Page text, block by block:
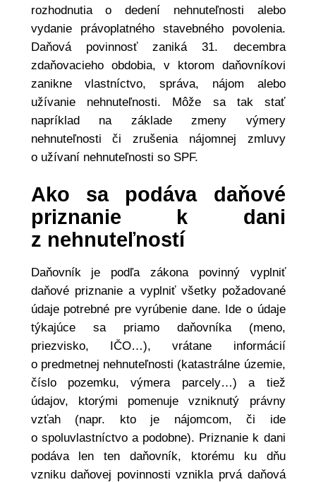
rozhodnutia o dedení nehnuteľnosti alebo
vydanie právoplatného stavebného povolenia.
Daňová povinnosť zaniká 31. decembra
zdaňovacieho obdobia, v ktorom daňovníkovi
zanikne vlastníctvo, správa, nájom alebo
užívanie nehnuteľnosti. Môže sa tak stať
napríklad na základe zmeny výmery
nehnuteľnosti či zrušenia nájomnej zmluvy
o užívaní nehnuteľnosti so SPF.
Ako sa podáva daňové
priznanie k dani
z nehnuteľností
Daňovník je podľa zákona povinný vyplniť
daňové priznanie a vyplniť všetky požadované
údaje potrebné pre vyrúbenie dane. Ide o údaje
týkajúce sa priamo daňovníka (meno,
priezvisko, IČO…), vrátane informácií
o predmetnej nehnuteľnosti (katastrálne územie,
číslo pozemku, výmera parcely…) a tiež
údajov, ktorými pomenuje vzniknutý právny
vzťah (napr. kto je nájomcom, či ide
o spoluvlastníctvo a podobne). Priznanie k dani
podáva len ten daňovník, ktorému ku dňu
vzniku daňovej povinnosti vznikla prvá daňová